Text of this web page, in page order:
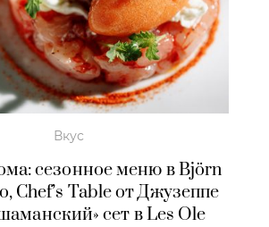
Вкус
сезонное меню в Björn
Chef’s Table от Джузеппе
сет в Les Ole